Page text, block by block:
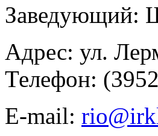
Заведующий:
Адрес: ул.
Телефон:
E-mail: